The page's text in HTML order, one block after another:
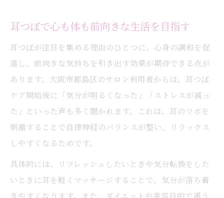
耳つぼで心も体も前向きな生活を目指す
耳つぼが注目を集める理由のひとつに、心身の調和を促
進し、前向きな気持ちを引き出す効果が期待できる点が
あります。大阪市都島区のサロン利用者からは、耳つぼ
ケア開始後に「気分が明るくなった」「ストレスが減っ
た」といった声も多く聞かれます。これは、耳のツボを
刺激することで自律神経のバランスが整い、リラックス
しやすくなるためです。
具体的には、リフレッシュしたいときや気分転換をした
いときに耳を軽くマッサージすることで、気分が落ち着
きやすくなります。また、ダイエットや美容目的で通う